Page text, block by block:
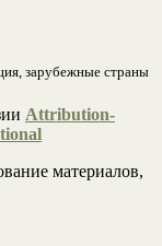
зарубежные страны
Attribution-
материалов,